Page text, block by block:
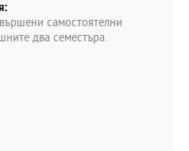
самостоятелни
два семестъра.